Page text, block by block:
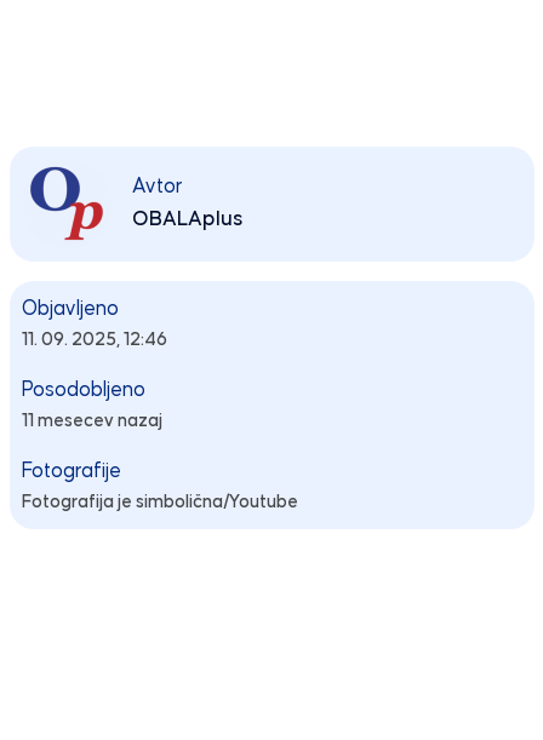
Avtor
OBALAplus
Objavljeno
11. 09. 2025, 12:46
Posodobljeno
11 mesecev nazaj
Fotografije
Fotografija je simbolična/Youtube